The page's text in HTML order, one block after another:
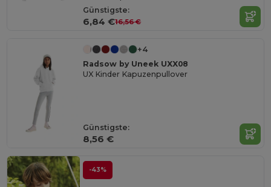
Günstigste:
6,84 €16,56 €
+4
Radsow by Uneek UXX08
UX Kinder Kapuzenpullover
Günstigste:
8,56 €
-43%